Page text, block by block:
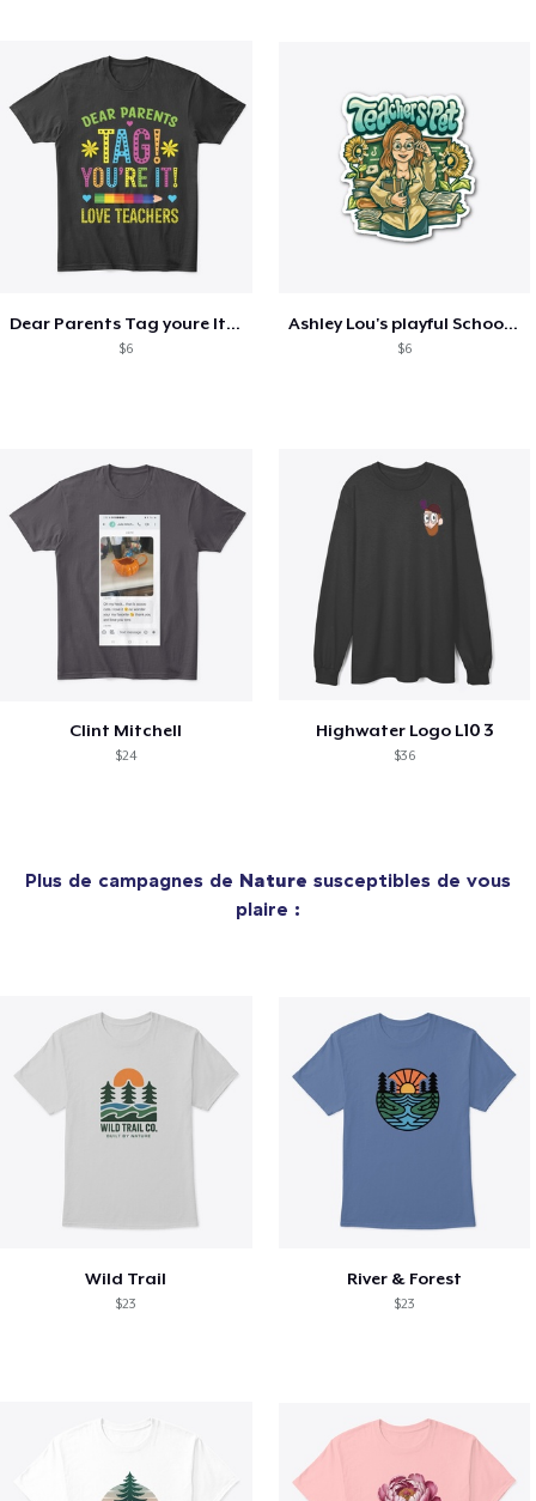
Dear Parents Tag youre It Love Teachers
$6
Ashley Lou's playful School🏠 Collection
$6
Clint Mitchell
$24
Highwater Logo L10 3
$36
Plus de campagnes de Nature susceptibles de vous
plaire :
Wild Trail
$23
River & Forest
$23